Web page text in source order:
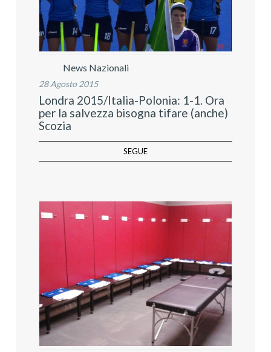
News Nazionali
28 Agosto 2015
Londra 2015/Italia-Polonia: 1-1. Ora
per la salvezza bisogna tifare (anche)
Scozia
SEGUE